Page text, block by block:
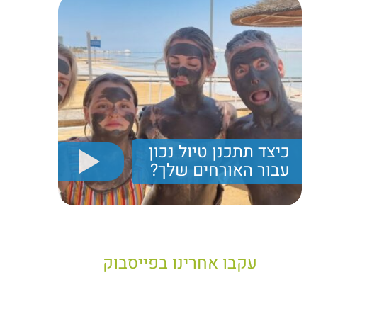
כיצד תתכנן טיול נכון
עבור האורחים שלך?
יריב חן, מציג את הקווים המנחים לבניית טיול נכון עבור
תיירים בישראל
עקבו אחרינו בפייסבוק